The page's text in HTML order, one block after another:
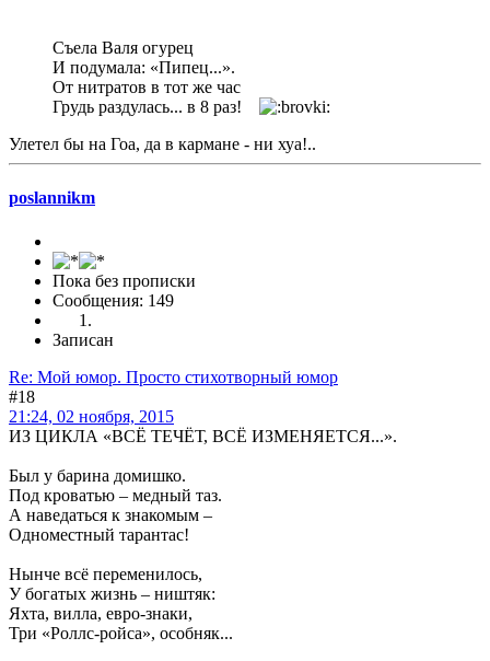
Съела Валя огурец
И подумала: «Пипец...».
От нитратов в тот же час
Грудь раздулась... в 8 раз!
Улетел бы на Гоа, да в кармане - ни хуа!..
poslannikm
Пока без прописки
Сообщения: 149
Записан
Re: Мой юмор. Просто стихотворный юмор
#18
21:24, 02 ноября, 2015
ИЗ ЦИКЛА «ВСЁ ТЕЧЁТ, ВСЁ ИЗМЕНЯЕТСЯ...».
Был у барина домишко.
Под кроватью – медный таз.
А наведаться к знакомым –
Одноместный тарантас!
Нынче всё переменилось,
У богатых жизнь – ништяк:
Яхта, вилла, евро-знаки,
Три «Роллс-ройса», особняк...